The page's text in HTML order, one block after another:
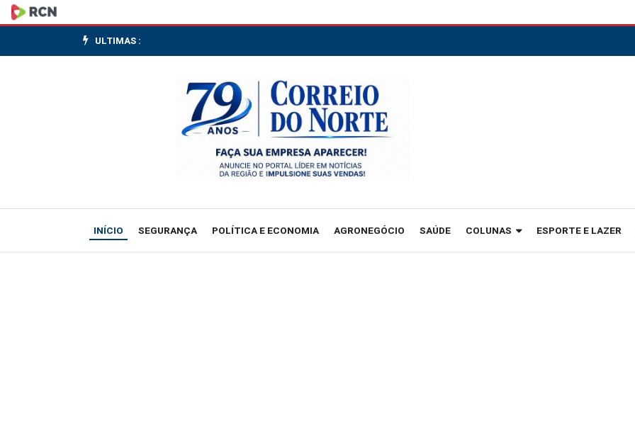
Ministério
do
trabalho
ULTIMAS :
INÍCIO SEGURANÇA POLÍTICA E ECONOMIA AGRONEGÓCIO SAÚDE COLUNAS ESPORTE E LAZER